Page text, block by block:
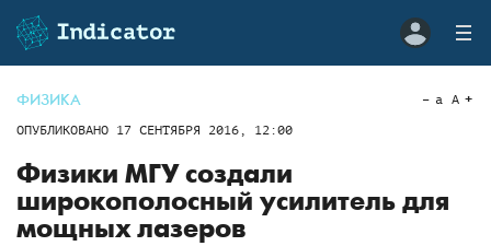
ФИЗИКА
ОПУБЛИКОВАНО 17 СЕНТЯБРЯ 2016, 12:00
a A
Физики МГУ создали
широкополосный усилитель для
мощных лазеров